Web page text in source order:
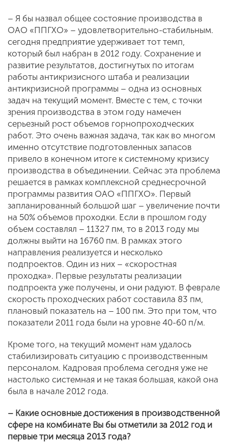
– Я бы назвал общее состояние производства в
ОАО «ППГХО» – удовлетворительно-стабильным.
сегодня предприятие удерживает тот темп,
который был набран в 2012 году. Сохранение и
развитие результатов, достигнутых по итогам
работы антикризисного штаба и реализации
антикризисной программы – одна из основных
задач на текущий момент. Вместе с тем, с точки
зрения производства в этом году намечен
серьезный рост объемов горнопроходческих
работ. Это очень важная задача, так как во многом
именно отсутствие подготовленных запасов
привело в конечном итоге к системному кризису
производства в объединении. Сейчас эта проблема
решается в рамках комплексной среднесрочной
программы развития ОАО «ППГХО». Первый
запланированный большой шаг – увеличение почти
на 50% объемов проходки. Если в прошлом году
объем составлял – 11327 пм, то в 2013 году мы
должны выйти на 16760 пм. В рамках этого
направления реализуется и несколько
подпроектов. Один из них – «скоростная
проходка». Первые результаты реализации
подпроекта уже получены, и они радуют. В феврале
скорость проходческих работ составила 83 пм,
плановый показатель на – 100 пм. Это при том, что
показатели 2011 года были на уровне 40-60 п/м.
Кроме того, на текущий момент нам удалось
стабилизировать ситуацию с производственным
персоналом. Кадровая проблема сегодня уже не
настолько системная и не такая большая, какой она
была в начале 2012 года.
– Какие основные достижения в производственной
сфере на комбинате Вы бы отметили за 2012 год и
первые три месяца 2013 года?